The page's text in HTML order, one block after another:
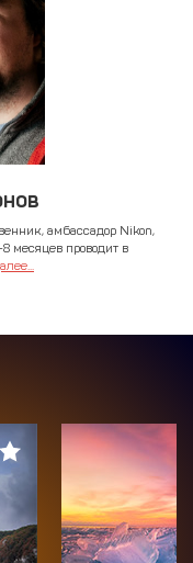
амбассадор Nikon,
месяцев проводит в